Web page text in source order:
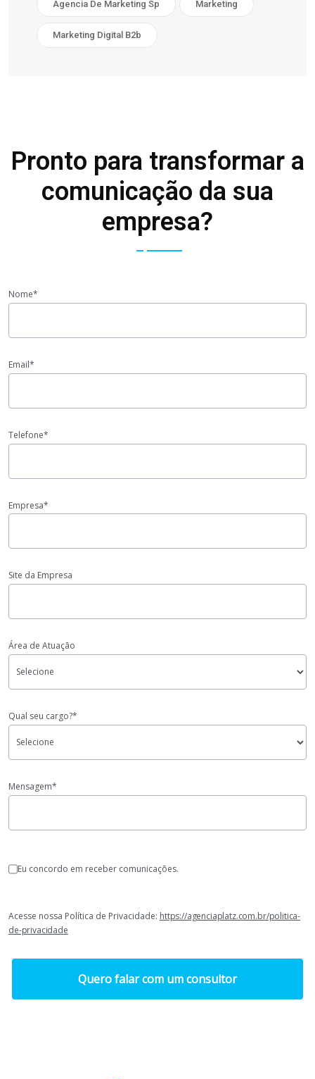
Agencia De Marketing Sp Marketing
Marketing Digital B2b
Pronto para transformar a
comunicação da sua
empresa?
Nome*
Email*
Telefone*
Empresa*
Site da Empresa
Área de Atuação
Qual seu cargo?*
Mensagem*
Eu concordo em receber comunicações.
Acesse nossa Política de Privacidade: https://agenciaplatz.com.br/politica-
de-privacidade
Quero falar com um consultor